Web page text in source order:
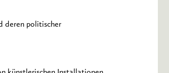
deren politischer